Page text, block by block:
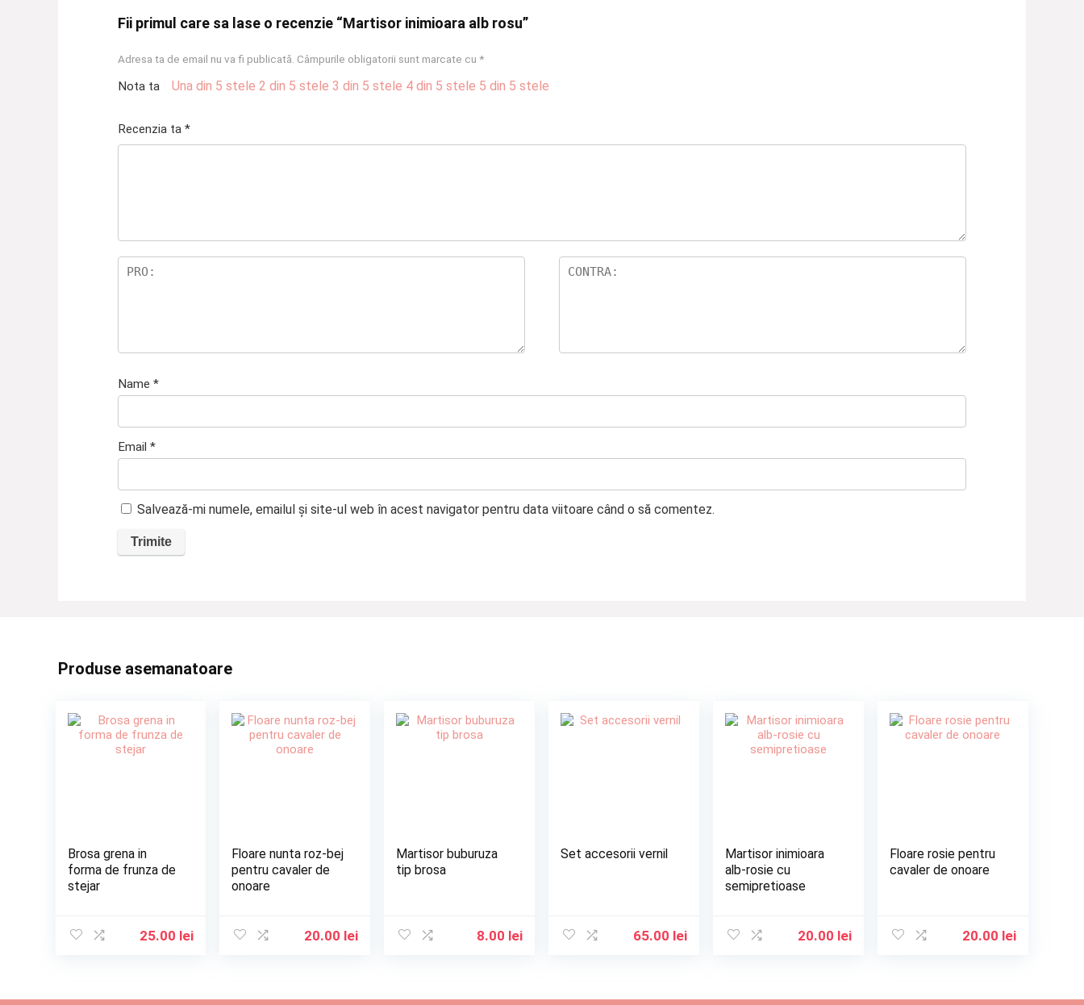
Fii primul care sa lase o recenzie “Martisor inimioara alb rosu”
Adresa ta de email nu va fi publicată. Câmpurile obligatorii sunt marcate cu *
Nota ta Una din 5 stele 2 din 5 stele 3 din 5 stele 4 din 5 stele 5 din 5 stele
Recenzia ta *
Name *
Email *
Salvează-mi numele, emailul și site-ul web în acest navigator pentru data viitoare când o să comentez.
Produse asemanatoare
Brosa grena in
forma de frunza de
stejar
25.00 lei
Floare nunta roz-bej
pentru cavaler de
onoare
20.00 lei
Martisor buburuza
tip brosa
8.00 lei
Set accesorii vernil
65.00 lei
Martisor inimioara
alb-rosie cu
semipretioase
20.00 lei
Floare rosie pentru
cavaler de onoare
20.00 lei